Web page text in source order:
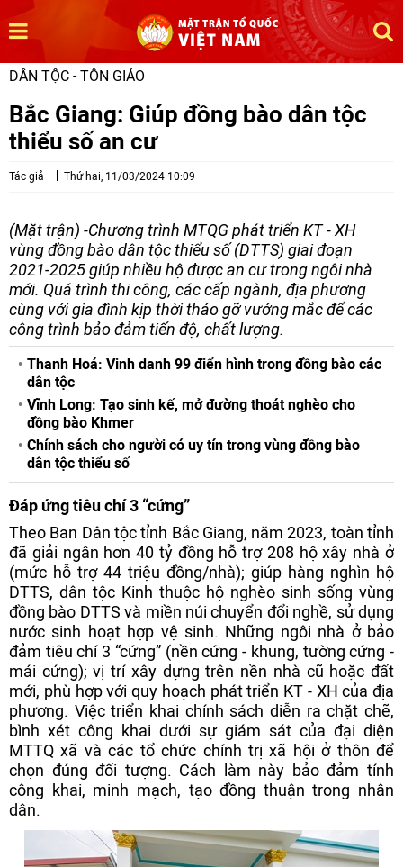
DÂN TỘC - TÔN GIÁO
Bắc Giang: Giúp đồng bào dân tộc
thiểu số an cư
Tác giả Thứ hai, 11/03/2024 10:09
(Mặt trận) -Chương trình MTQG phát triển KT - XH
vùng đồng bào dân tộc thiểu số (DTTS) giai đoạn
2021-2025 giúp nhiều hộ được an cư trong ngôi nhà
mới. Quá trình thi công, các cấp ngành, địa phương
cùng với gia đình kịp thời tháo gỡ vướng mắc để các
công trình bảo đảm tiến độ, chất lượng.
Thanh Hoá: Vinh danh 99 điển hình trong đồng bào các
dân tộc
Vĩnh Long: Tạo sinh kế, mở đường thoát nghèo cho
đồng bào Khmer
Chính sách cho người có uy tín trong vùng đồng bào
dân tộc thiểu số
Đáp ứng tiêu chí 3 “cứng”
Theo Ban Dân tộc tỉnh Bắc Giang, năm 2023, toàn tỉnh
đã giải ngân hơn 40 tỷ đồng hỗ trợ 208 hộ xây nhà ở
(mức hỗ trợ 44 triệu đồng/nhà); giúp hàng nghìn hộ
DTTS, dân tộc Kinh thuộc hộ nghèo sinh sống vùng
đồng bào DTTS và miền núi chuyển đổi nghề, sử dụng
nước sinh hoạt hợp vệ sinh. Những ngôi nhà ở bảo
đảm tiêu chí 3 “cứng” (nền cứng - khung, tường cứng -
mái cứng); vị trí xây dựng trên nền nhà cũ hoặc đất
mới, phù hợp với quy hoạch phát triển KT - XH của địa
phương. Việc triển khai chính sách diễn ra chặt chẽ,
bình xét công khai dưới sự giám sát của đại diện
MTTQ xã và các tổ chức chính trị xã hội ở thôn để
chọn đúng đối tượng. Cách làm này bảo đảm tính
công khai, minh mạch, tạo đồng thuận trong nhân
dân.